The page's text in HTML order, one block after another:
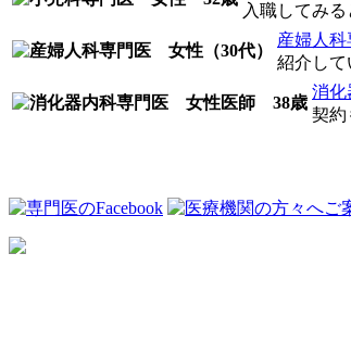
入職してみ
産婦人
紹介して
消
契約